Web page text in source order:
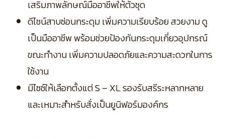
เสริมภาพลักษณ์มืออาชีพให้ตัวชุด
ดีไซน์สาบซ่อนกระดุม เพิ่มความเรียบร้อย สวยงาม ดู
เป็นมืออาชีพ พร้อมช่วยป้องกันกระดุมเกี่ยวอุปกรณ์
ขณะทำงาน เพิ่มความปลอดภัยและความสะดวกในการ
ใช้งาน
มีไซซ์ให้เลือกตั้งแต่ S – XL รองรับสรีระหลากหลาย
และเหมาะสำหรับสั่งเป็นยูนิฟอร์มองค์กร